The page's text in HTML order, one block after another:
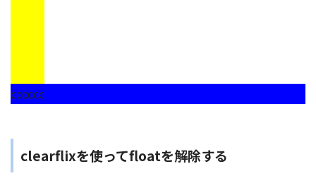
cccccc
clearflixを使ってfloatを解除する